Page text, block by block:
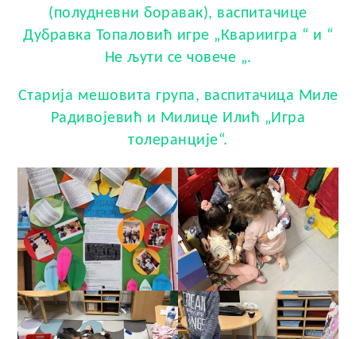
(полудневни боравак), васпитачицe
Дубравка Топаловић игре „Квариигра “ и “
Не љути се човече „.
Старија мешовита група, васпитачицa Милe
Радивојевић и Милицe Илић „Игра
толеранције“.